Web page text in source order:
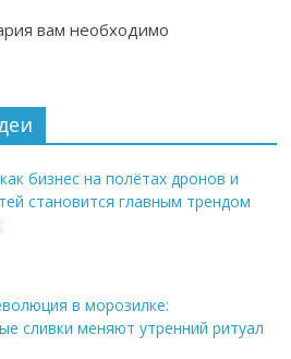
вам необходимо
бизнес на полётах дронов и
становится главным трендом
в морозилке:
сливки меняют утренний ритуал